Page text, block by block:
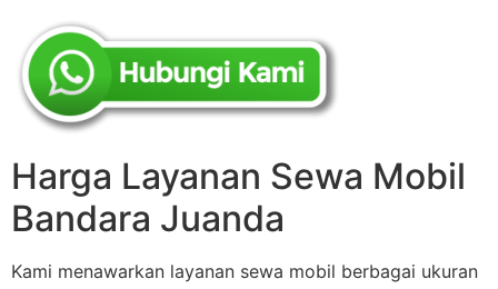
Harga Layanan Sewa Mobil
Bandara Juanda
Kami menawarkan layanan sewa mobil berbagai ukuran